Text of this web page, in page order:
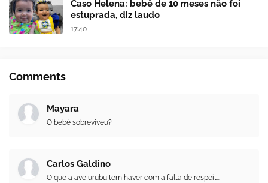
Caso Helena: bebê de 10 meses não foi
estuprada, diz laudo
17:40
Comments
Mayara
O bebê sobreviveu?
Carlos Galdino
O que a ave urubu tem haver com a falta de respeit...